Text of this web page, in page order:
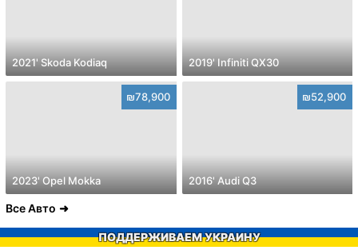
2021' Skoda Kodiaq 2019' Infiniti QX30
₪78,900
2023' Opel Mokka
₪52,900
2016' Audi Q3
Все Авто
ПОДДЕРЖИВАЕМ УКРАИНУ